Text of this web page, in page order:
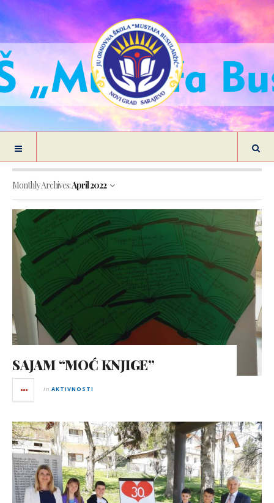
Monthly Archives:April 2022
SAJAM “MOĆ KNJIGE”
in AKTIVNOSTI